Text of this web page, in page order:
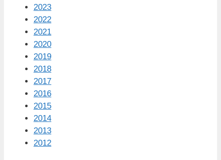
2023
2022
2021
2020
2019
2018
2017
2016
2015
2014
2013
2012